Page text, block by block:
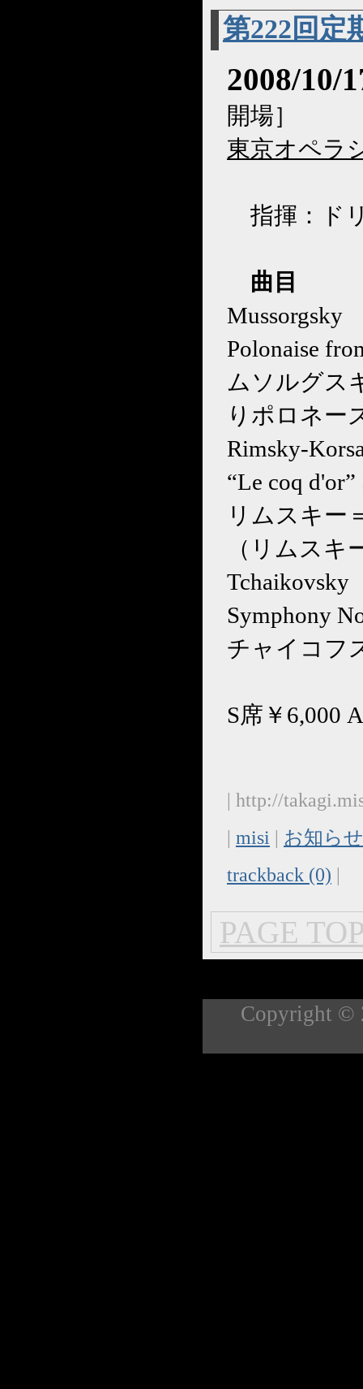
第222回定
2008/10/
開場］
東京オペラ
指揮：ド
曲目
Mussorgsky
Polonaise
ムソルグス
りポロネー
Rimsky-
“Le coq d'or”
リムスキー
（リムスキ
Tchaikovsky
Symphony
チャイコフ
S席￥6,000
| http://
| misi | お知ら
trackback (0) |
PAGE
Copyright